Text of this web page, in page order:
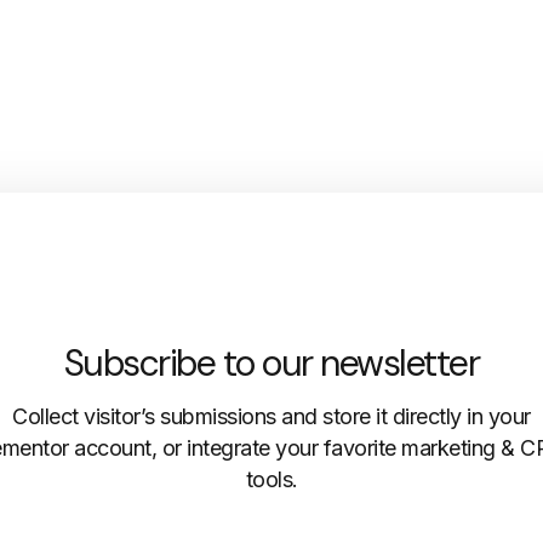
Subscribe to our newsletter
Collect visitor’s submissions and store it directly in your
account, or integrate your favorite marketing &
tools.